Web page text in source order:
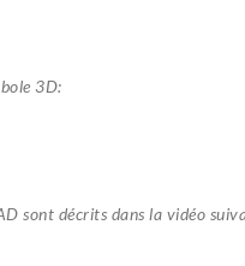
3D:
sont décrits dans la vidéo